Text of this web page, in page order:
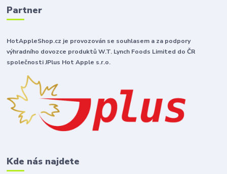
Partner
HotAppleShop.cz je provozován se souhlasem a za podpory
výhradního dovozce produktů W.T. Lynch Foods Limited do ČR
společnosti JPlus Hot Apple s.r.o.
Kde nás najdete